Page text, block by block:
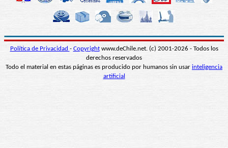
Política de Privacidad - Copyrightwww.deChile.net. (c) 2001-2026 - Todos los
derechos reservados
Todo el material en estas páginas es producido por humanos sin usar inteligencia
artificial